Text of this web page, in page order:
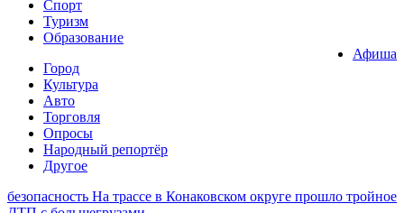
Спорт
Туризм
Образование
Афиша
Город
Культура
Авто
Торговля
Опросы
Народный репортёр
Другое
безопасность На трассе в Конаковском округе прошло тройное